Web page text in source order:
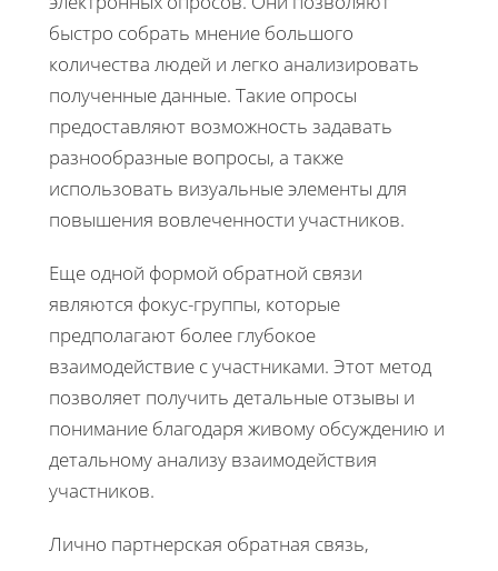
быстро собрать мнение большого
количества людей и легко анализировать
полученные данные. Такие опросы
предоставляют возможность задавать
разнообразные вопросы, а также
использовать визуальные элементы для
повышения вовлеченности участников.
Еще одной формой обратной связи
являются фокус-группы, которые
предполагают более глубокое
взаимодействие с участниками. Этот метод
позволяет получить детальные отзывы и
понимание благодаря живому обсуждению и
детальному анализу взаимодействия
участников.
Лично партнерская обратная связь,